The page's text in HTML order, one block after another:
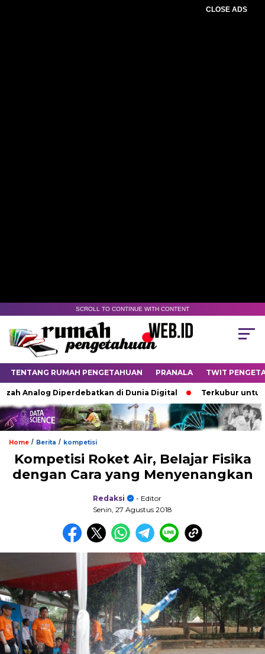
CLOSE ADS
SCROLL TO CONTINUE WITH CONTENT
TENTANG RUMAH PENGETAHUAN PRANALA TWIT
Analog Diperdebatkan di Dunia Digital Terkubur untuk
Home / Berita / kompetisi
Kompetisi Roket Air, Belajar Fisika
dengan Cara yang Menyenangkan
Redaksi
- Editor
Senin, 27 Agustus 2018